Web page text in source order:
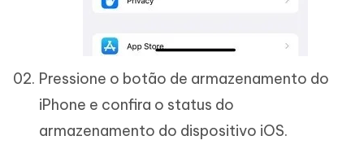
Pressione o botão de armazenamento do
iPhone e confira o status do
armazenamento do dispositivo iOS.